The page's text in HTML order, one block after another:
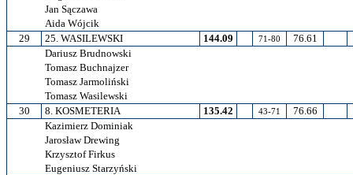
Jan Sączawa
Aida Wójcik
29
25. WASILEWSKI 144.09 71-80
76.61
Dariusz Brudnowski
Tomasz Buchnajzer
Tomasz Jarmoliński
Tomasz Wasilewski
30
8. KOSMETERIA 135.42 43-71
76.66
Kazimierz Dominiak
Jarosław Drewing
Krzysztof Firkus
Eugeniusz Starzyński